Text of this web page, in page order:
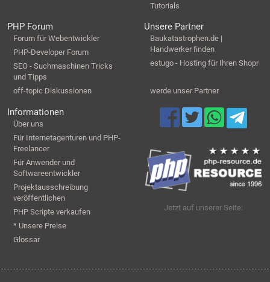
Tutorials
PHP Forum
Forum für Webentwickler
PHP-Developer Forum
SEO - Suchmaschinen Tricks
und Tipps
off-topic Diskussionen
Unsere Partner
Baukatastrophen.de |
Handwerker finden
estugo - Hosting für Ihren Shopr
werde unser Partner
Informationen
Über uns
Für Internetagenturen und PHP-
Freelancer
Für Anwender und
Softwareentwickler
Projektausschreibung
veröffentlichen
PHP Scripte verkaufen
* Unsere Preise
Glossar
Jetzt auf unserer Seite: